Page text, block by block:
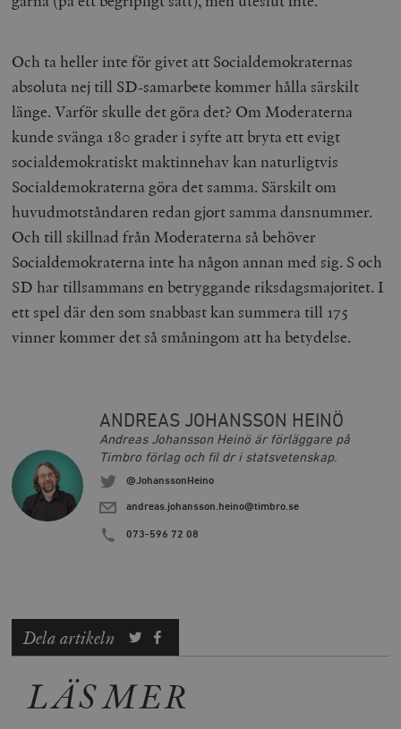
Och ta heller inte för givet att Socialdemokraternas
absoluta nej till SD-samarbete kommer hålla särskilt
länge. Varför skulle det göra det? Om Moderaterna
kunde svänga 180 grader i syfte att bryta ett evigt
socialdemokratiskt maktinnehav kan naturligtvis
Socialdemokraterna göra det samma. Särskilt om
huvudmotståndaren redan gjort samma dansnummer.
Och till skillnad från Moderaterna så behöver
Socialdemokraterna inte ha någon annan med sig. S och
SD har tillsammans en betryggande riksdagsmajoritet. I
ett spel där den som snabbast kan summera till 175
vinner kommer det så småningom att ha betydelse.
ANDREAS JOHANSSON HEINÖ
Andreas Johansson Heinö är förläggare på
Timbro förlag och fil dr i statsvetenskap.
@JohanssonHeino
andreas.johansson.heino@timbro.se
073-596 72 08
Dela artikeln
LÄS MER
_hjAbsoluteSessionInProgress
Hotjar Ltd
.vimeo.com
Namn Utgång
_ga
Namn